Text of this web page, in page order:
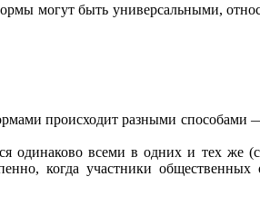
могут быть универсальными,
происходит разными способами
одинаково всеми в одних и тех же
когда участники